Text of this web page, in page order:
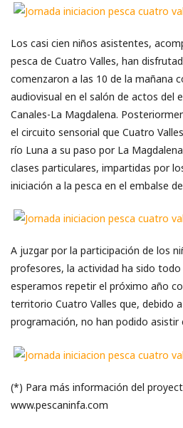
Los casi cien niños asistentes,
pesca de Cuatro Valles, han
comenzaron a las 10 de la mañana
audiovisual en el salón de actos del
Canales-La Magdalena.
el circuito sensorial que Cuatro
río Luna a su paso por La
clases particulares, impartidas por
iniciación a la pesca en el embalse
A juzgar por la participación de los
profesores, la actividad ha sido
esperamos repetir el próximo año
territorio Cuatro Valles que, debido
programación, no han podido asistir
(*) Para más información del
www.pescaninfa.com